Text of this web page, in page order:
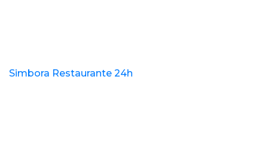
Simbora Restaurante 24h